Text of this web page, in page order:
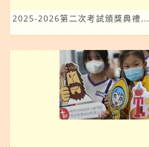
2025-2026第二次考試頒獎典禮...